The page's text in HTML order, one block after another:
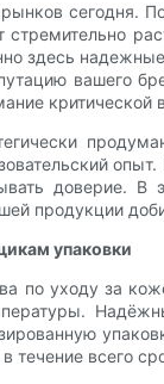
сегодня.
здесь
вашего
продукции
упаковки
уходу за
течение всего